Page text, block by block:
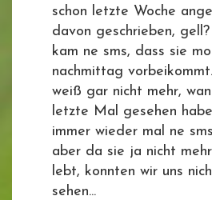
schon letzte Woche
davon geschrieben,
kam ne sms, dass sie
nachmittag
weiß gar nicht mehr,
letzte Mal gesehen
immer wieder mal ne
aber da sie ja nicht
lebt, konnten wir uns
sehen...